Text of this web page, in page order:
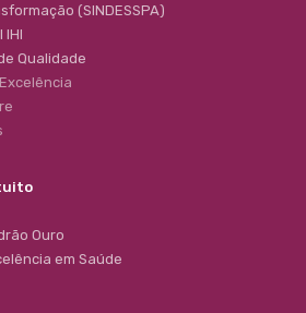
(SINDESSPA)
IHI
Qualidade
Ouro
em Saúde